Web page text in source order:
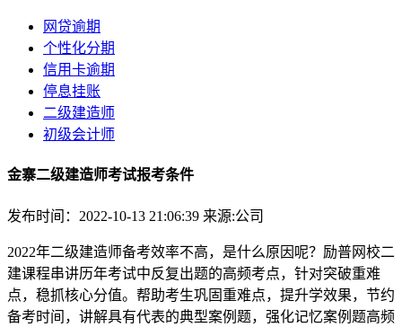
网贷逾期
个性化分期
信用卡逾期
停息挂账
二级建造师
初级会计师
金寨二级建造师考试报考条件
发布时间：2022-10-13 21:06:39 来源:公司
2022年二级建造师备考效率不高，是什么原因呢？励普网校二
建课程串讲历年考试中反复出题的高频考点，针对突破重难
点，稳抓核心分值。帮助考生巩固重难点，提升学效果，节约
备考时间，讲解具有代表的典型案例题，强化记忆案例题高频